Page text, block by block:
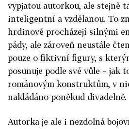
vypjatou autorkou, ale stejně
inteligentní a vzdělanou. To
hrdinové procházejí silnými
pády, ale zároveň neustále
pouze o fiktivní figury, s
posunuje podle své vůle – jak
románovým konstruktům, v
nakládáno poněkud divadelně.
Autorka je ale i nezdolná